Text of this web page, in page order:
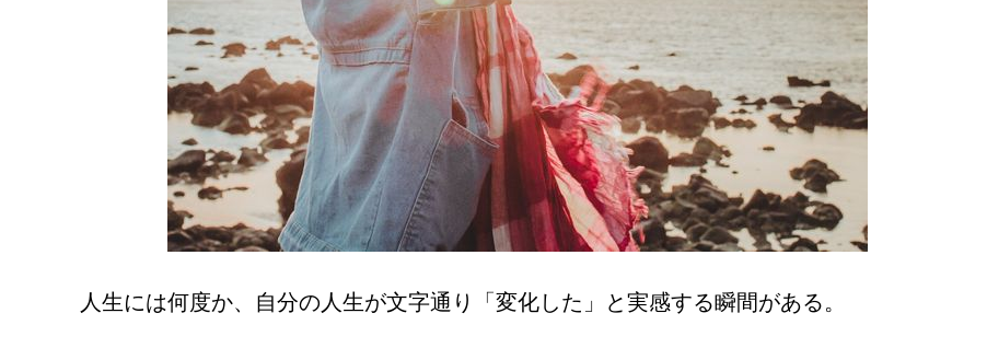
人生には何度か、自分の人生が文字通り「変化した」と実感する瞬間がある。